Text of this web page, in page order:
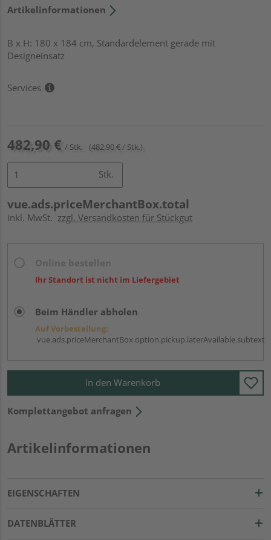
Artikelinformationen
B x H: 180 x 184 cm, Standardelement gerade mit
Designeinsatz
Services
482,90 € / Stk. (482,90 € / Stk.)
Stk.
vue.ads.priceMerchantBox.total
inkl. MwSt. zzgl. Versandkosten für Stückgut
Ihr Standort ist nicht im Liefergebiet
Beim Händler abholen
Auf Vorbestellung:
vue.ads.priceMerchantBox.option.pickup.laterAvailable.subtext
In den Warenkorb
Komplettangebot anfragen
Artikelinformationen
EIGENSCHAFTEN
DATENBLÄTTER